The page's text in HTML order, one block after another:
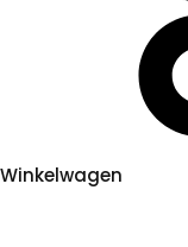
Winkelwagen